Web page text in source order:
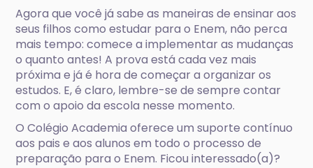
Agora que você já sabe as maneiras de ensinar aos
seus filhos como estudar para o Enem, não perca
mais tempo: comece a implementar as mudanças
o quanto antes! A prova está cada vez mais
próxima e já é hora de começar a organizar os
estudos. E, é claro, lembre-se de sempre contar
com o apoio da escola nesse momento.
O Colégio Academia oferece um suporte contínuo
aos pais e aos alunos em todo o processo de
preparação para o Enem. Ficou interessado(a)?